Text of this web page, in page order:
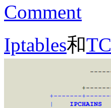
Comment
Iptables和TC